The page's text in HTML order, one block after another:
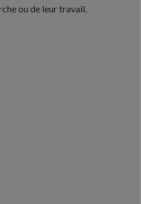
ou de leur travail.